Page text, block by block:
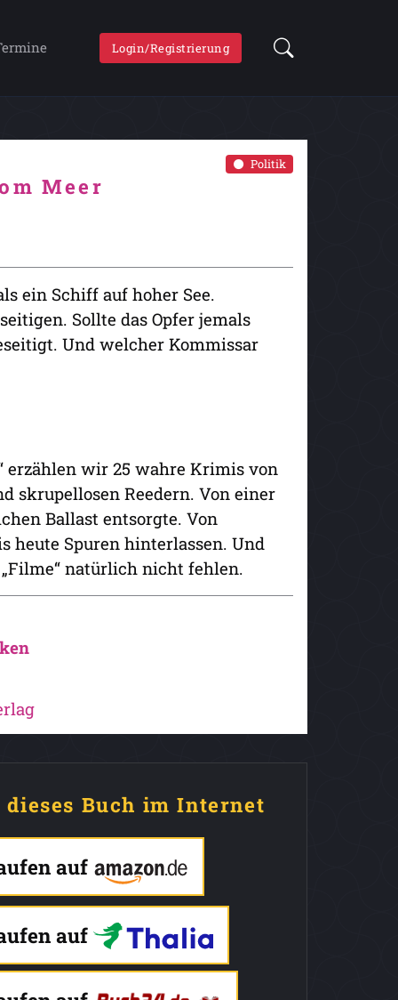
Login/Registrierung
Politik
Meer
ein Schiff auf hoher See.
Sollte das Opfer jemals
Und welcher Kommissar
erzählen wir 25 wahre Krimis von
skrupellosen Reedern. Von einer
Ballast entsorgte. Von
heute Spuren hinterlassen. Und
natürlich nicht fehlen.
dieses Buch im Internet
auf
auf